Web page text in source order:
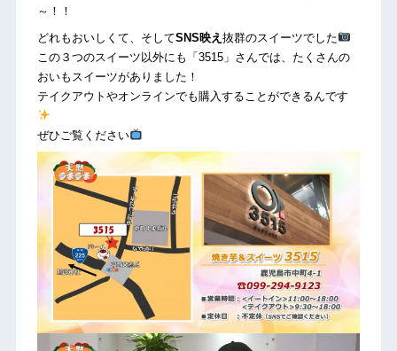
～！！
どれもおいしくて、そしてSNS映え 抜群のスイーツでした
この３つのスイーツ以外にも「3515」さんでは、たくさんの
おいもスイーツがありました！
テイクアウトやオンラインでも購入することができるんです
ぜひご覧ください